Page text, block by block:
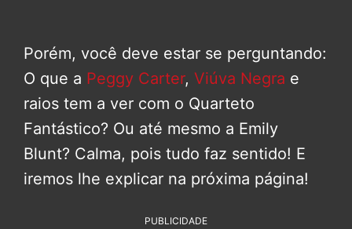
Porém, você deve estar se perguntando:
O que a Peggy Carter, Viúva Negra e
raios tem a ver com o Quarteto
Fantástico? Ou até mesmo a Emily
Blunt? Calma, pois tudo faz sentido! E
iremos lhe explicar na próxima página!
PUBLICIDADE